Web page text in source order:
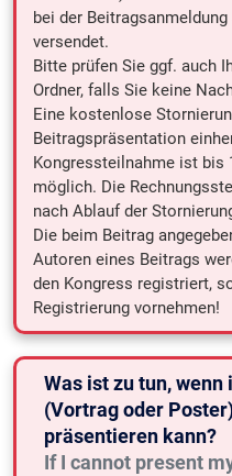
bei der
versendet.
Bitte prüfen Sie ggf. auch
Ordner, falls Sie keine
Eine kostenlose
Beitragspräsentation
Kongressteilnahme ist bis
möglich. Die
nach Ablauf der
Die beim Beitrag
Autoren eines Beitrags
den Kongress registriert,
Registrierung vornehmen!
Was ist zu tun,
(Vortrag oder
präsentieren kann?
If I cannot present